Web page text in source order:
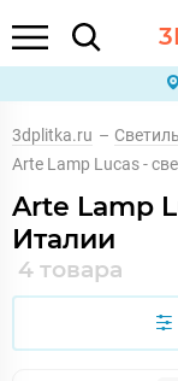
3dplitka.ru –
Arte Lamp Lucas -
Arte Lamp
Италии
4 товара